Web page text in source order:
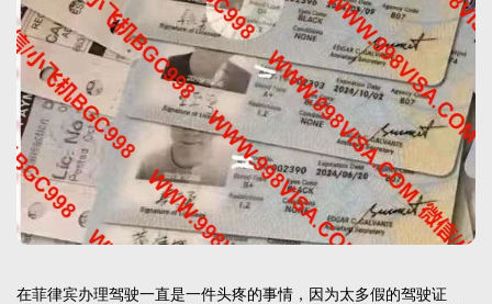
在菲律宾办理驾驶一直是一件头疼的事情，因为太多假的驾驶证